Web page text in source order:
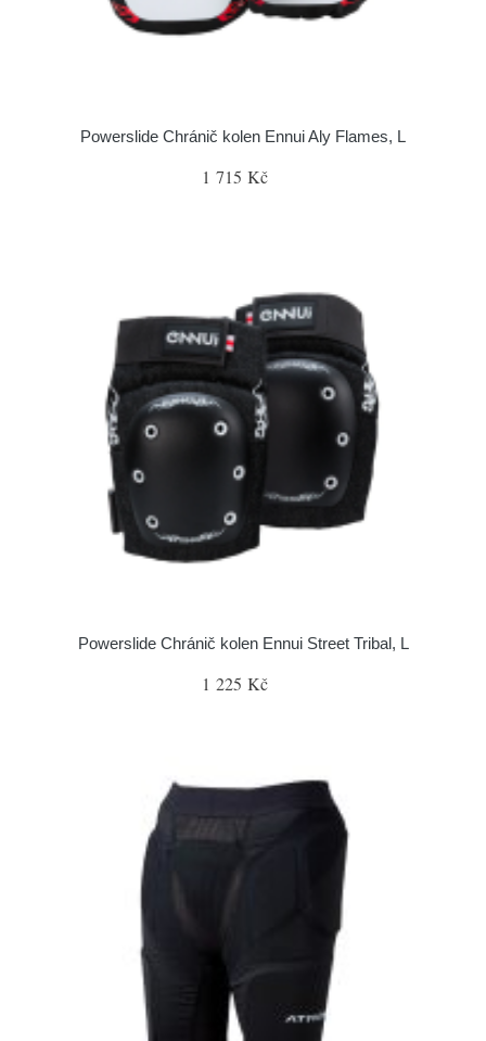
Powerslide Chránič kolen Ennui Aly Flames, L
1 715 Kč
Powerslide Chránič kolen Ennui Street Tribal, L
1 225 Kč